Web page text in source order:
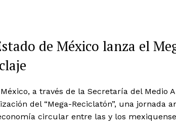
de México lanza el
a través de la Secretaría del Medio
del “Mega-Reciclatón”, una jornada
circular entre las y los